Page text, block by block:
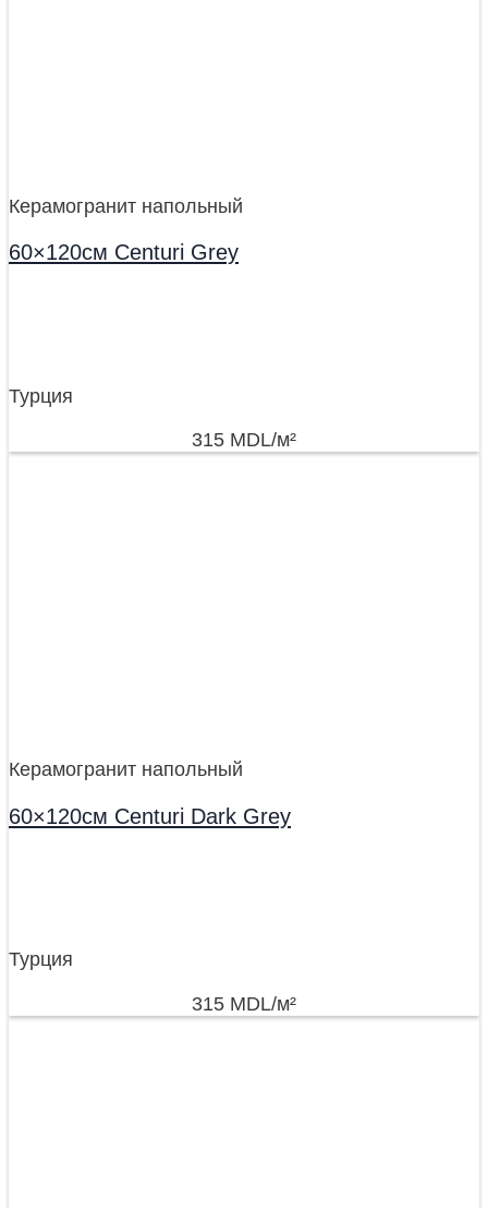
Керамогранит напольный
60×120см Centuri Grey
Турция
315 MDL/м²
Керамогранит напольный
60×120см Centuri Dark Grey
Турция
315 MDL/м²